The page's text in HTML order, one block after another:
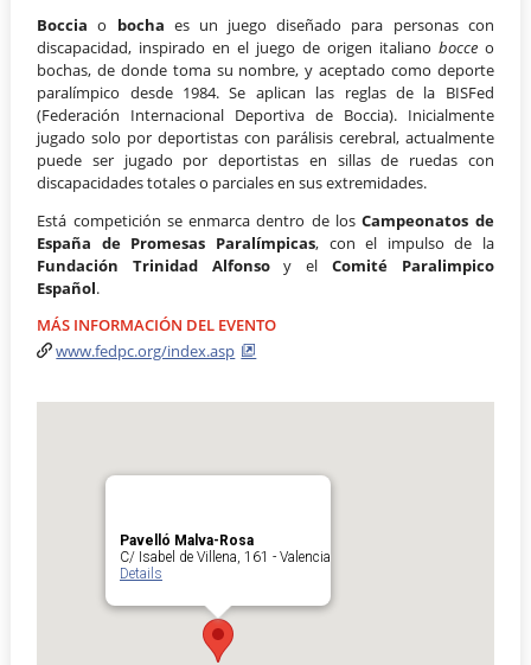
Boccia o bocha es un juego diseñado para personas con
discapacidad, inspirado en el juego de origen italiano bocceo
bochas, de donde toma su nombre, y aceptado como deporte
paralímpico desde 1984. Se aplican las reglas de la BISFed
(Federación Internacional Deportiva de Boccia). Inicialmente
jugado solo por deportistas con parálisis cerebral, actualmente
puede ser jugado por deportistas en sillas de ruedas con
discapacidades totales o parciales en sus extremidades.
Está competición se enmarca dentro de los Campeonatos de
España de Promesas Paralímpicas, con el impulso de la
Fundación Trinidad Alfonsoy el Comité Paralimpico
Español.
MÁS INFORMACIÓN DEL EVENTO
www.fedpc.org/index.asp
Pavelló Malva-Rosa
C/ Isabel de Villena, 161 - Valencia
Details